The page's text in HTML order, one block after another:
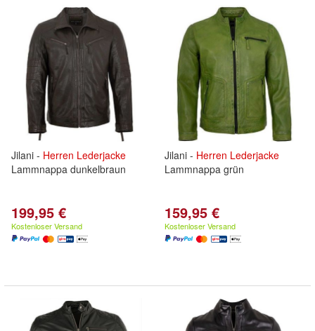
Jilani - Herren Lederjacke
Lammnappa dunkelbraun
199,95 €
Kostenloser Versand
Jilani - Herren Lederjacke
Lammnappa grün
159,95 €
Kostenloser Versand